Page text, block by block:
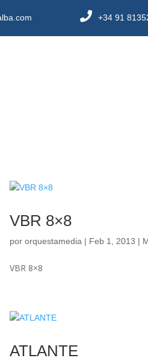
+34 91
VBR 8×8
pororquestamedia | Feb 1, 2013 |
VBR 8×8
ATLANTE